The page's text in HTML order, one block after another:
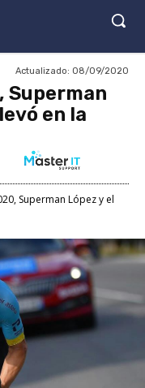
Actualizado: 08/09/2020
Superman
en la
Superman López y el